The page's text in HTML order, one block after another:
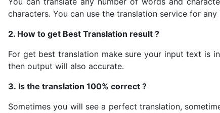
characters. You can use the translation service for
2. How to get Best Translation result ?
For get best translation make sure your input text is
then output will also accurate.
3. Is the translation 100% correct ?
Sometimes you will see a perfect translation,